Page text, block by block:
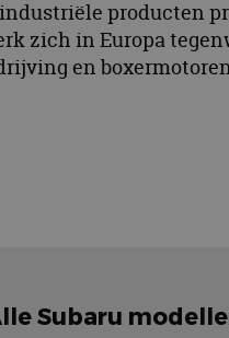
producten
zich in Europa
en
Subaru